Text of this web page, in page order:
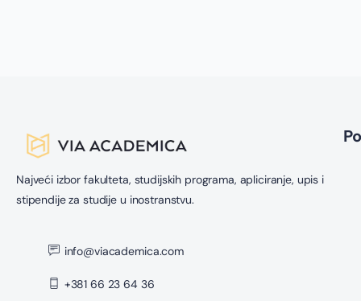
Najveći izbor fakulteta, studijskih programa, apliciranje, upis i
stipendije za studije u inostranstvu.
info@viacademica.com
+381 66 23 64 36